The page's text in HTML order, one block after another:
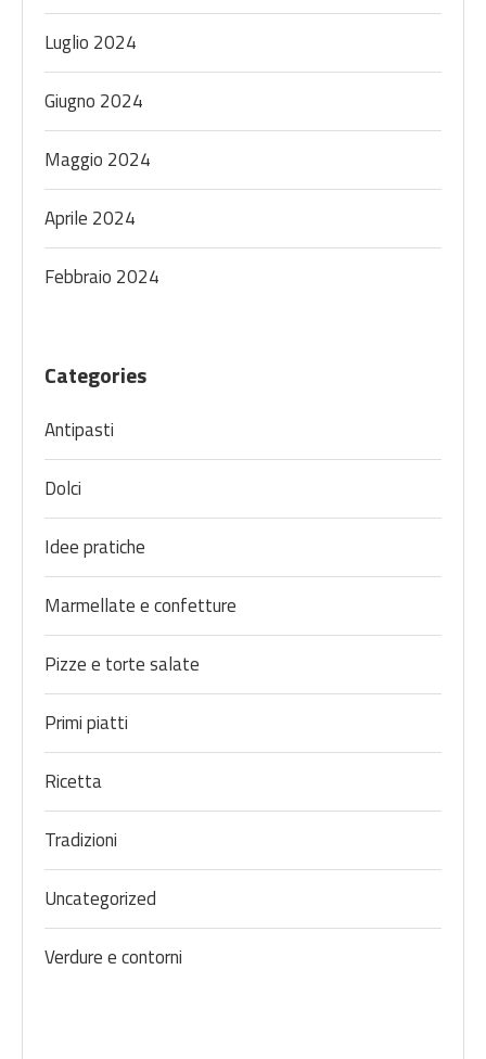
Luglio 2024
Giugno 2024
Maggio 2024
Aprile 2024
Febbraio 2024
Categories
Antipasti
Dolci
Idee pratiche
Marmellate e confetture
Pizze e torte salate
Primi piatti
Ricetta
Tradizioni
Uncategorized
Verdure e contorni